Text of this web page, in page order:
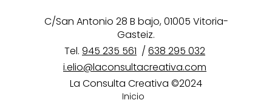
C/San Antonio 28 B bajo, 01005 Vitoria-
Gasteiz.
Tel. 945 235 561 / 638 295 032
i.elio@laconsultacreativa.com
La Consulta Creativa ©2024
Inicio